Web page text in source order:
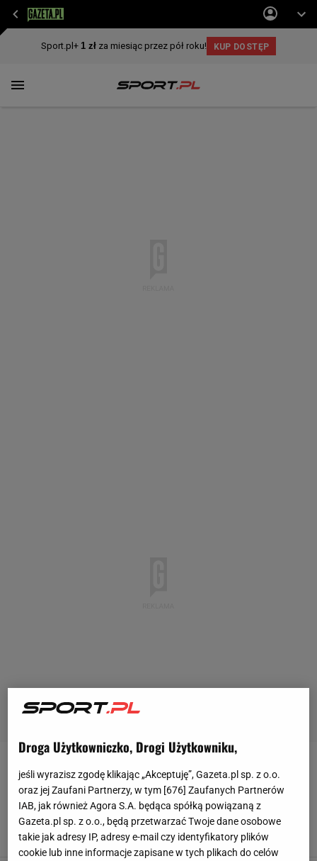
JUPILER PRO LEAGUE
Fatalne wieści dla reprezentanta Polski.
Umowa zerwana z dnia na dzień
Michał Kiedrowski,26 LISTOPADA 2025, 10:01
Droga Użytkowniczko, Drogi Użytkowniku,
jeśli wyrazisz zgodę klikając „Akceptuję”, Gazeta.pl sp. z o.o.
oraz jej Zaufani Partnerzy, w tym [676] Zaufanych Partnerów
IAB, jak również Agora S.A. będąca spółką powiązaną z
Gazeta.pl sp. z o.o., będą przetwarzać Twoje dane osobowe
takie jak adresy IP, adresy e-mail czy identyfikatory plików
cookie lub inne informacje zapisane w tych plikach do celów